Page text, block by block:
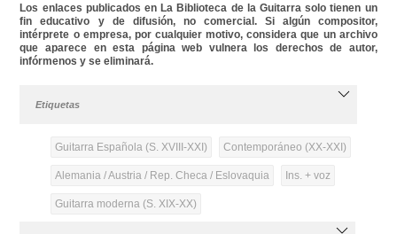
Los enlaces publicados en La Biblioteca de la Guitarra solo tienen un
fin educativo y de difusión, no comercial. Si algún compositor,
intérprete o empresa, por cualquier motivo, considera que un archivo
que aparece en esta página web vulnera los derechos de autor,
infórmenos y se eliminará.
Etiquetas
Guitarra Española (S. XVIII-XXI) Contemporáneo (XX-XXI)
Alemania / Austria / Rep. Checa / Eslovaquia Ins. + voz
Guitarra moderna (S. XIX-XX)